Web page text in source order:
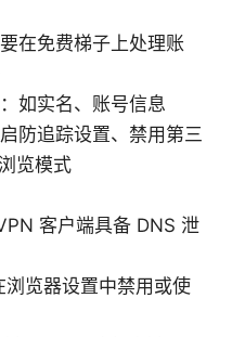
在免费梯子上处理账
如实名、账号信息
防追踪设置、禁用第三
览模式
客户端具备 DNS 泄
览器设置中禁用或使